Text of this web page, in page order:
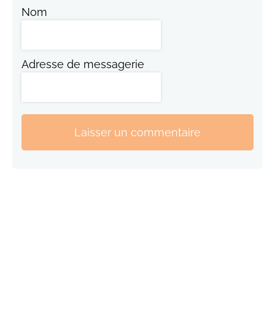
Nom
Adresse de messagerie
Laisser un commentaire